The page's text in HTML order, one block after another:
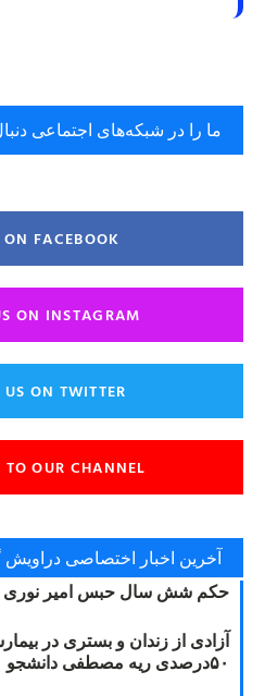
ما را در شبکه‌های اجتماعی
FACEBOOK
ON INSTAGRAM
ON TWITTER
TO OUR CHANNEL
آخرین اخبار اختصاصی دراویش
حکم شش سال حبس امیر
آزادی از زندان و بستری در
۵۰درصدی ریه مصطفی دانشجو